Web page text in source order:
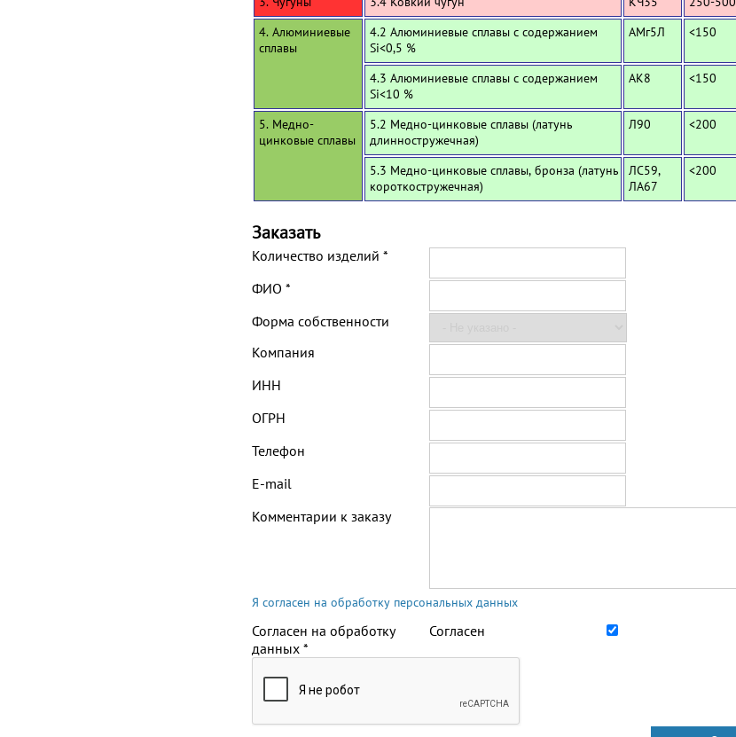
4. Алюминиевые
сплавы
4.2 Алюминиевые сплавы с содержанием
Si<0,5 %
АМг5Л <150
4.3 Алюминиевые сплавы с содержанием
Si<10 %
АК8 <150
5. Медно-
цинковые сплавы
5.2 Медно-цинковые сплавы (латунь
длинностружечная)
Л90 <200
5.3 Медно-цинковые сплавы, бронза (латунь
короткостружечная)
ЛС59,
ЛА67
<200
Заказать
Количество изделий *
ФИО *
Форма собственности
Компания
ИНН
ОГРН
Телефон
E-mail
Комментарии к заказу
Я согласен на обработку персональных данных
Согласен на обработку
данных *
Согласен